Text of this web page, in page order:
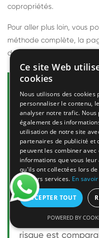
copropriétés.
Pour aller plus loin, vous
méthode complète, la
découvrir
Questions
Le frelon
l'homme ?
Le frelon
taille mais
son nid. Sa piqûre
celle d'une guêpe
une personne non
bénigne. Pour une
risque est
Ce site Web
cookies
Nous utilisons des cookies
personnaliser le contenu,
analyser notre trafic. Nous
également des
utilisation de notre site
partenaires de publicité et
peuvent les combiner
informations que vous
qu'ils ont collectées lors
de leurs services. En
ACCEPTER TOUT
POWERED BY